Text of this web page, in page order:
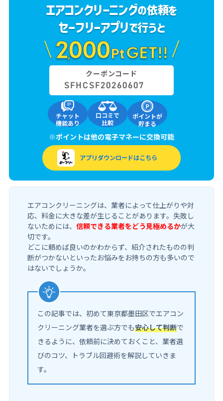
エアコンクリーニングの依頼を
セーフリーアプリで行うと
2,000 PtGET!!
クーポンコード
SFHCSF20260607
チャット
機能あり
口コミで
比較
ポイントが
貯まる
※ポイントは他の電子マネーに交換可能
アプリダウンロードはこちら
エアコンクリーニングは、業者によって仕上がりや対
応、料金に大きな差が生じることがあります。失敗し
ないためには、 信頼できる業者をどう見極めるかが大
切です。
どこに頼めば良いのかわからず、紹介されたものの判
断がつかないといったお悩みをお持ちの方も多いので
はないでしょうか。
この記事では、初めて東京都墨田区でエアコン
クリーニング業者を選ぶ方でも安心して判断で
きるように、依頼前に決めておくこと、業者選
びのコツ、トラブル回避術を解説していきま
す。